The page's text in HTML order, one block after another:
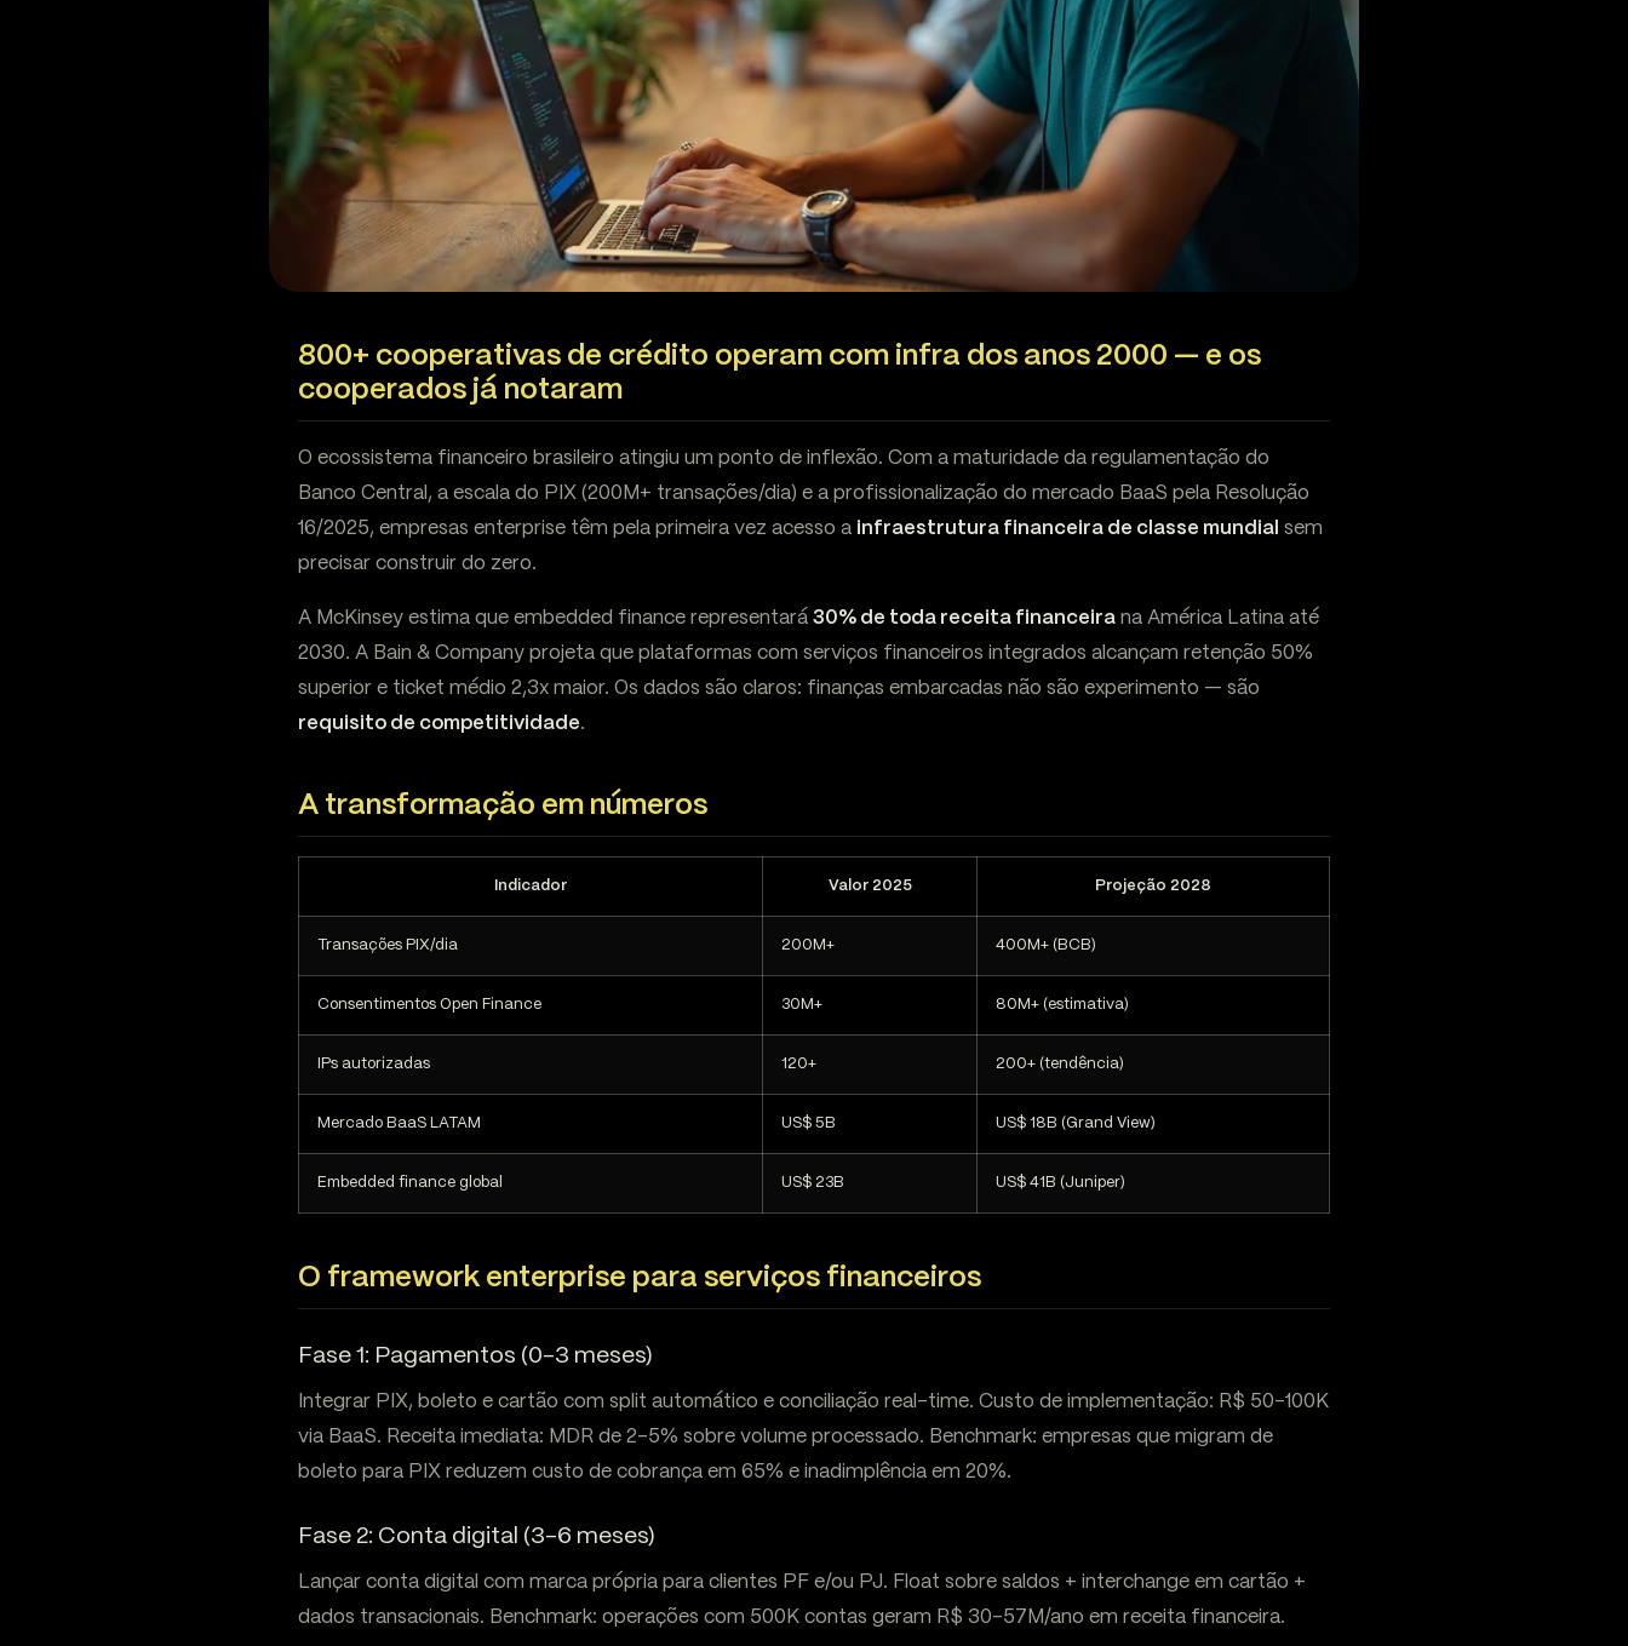
800+ cooperativas de crédito operam com infra dos anos 2000 — e os
cooperados já notaram
O ecossistema financeiro brasileiro atingiu um ponto de inflexão. Com a maturidade da regulamentação do
Banco Central, a escala do PIX (200M+ transações/dia) e a profissionalização do mercado BaaS pela Resolução
16/2025, empresas enterprise têm pela primeira vez acesso a infraestrutura financeira de classe mundial sem
precisar construir do zero.
A McKinsey estima que embedded finance representará 30% de toda receita financeira na América Latina até
2030. A Bain & Company projeta que plataformas com serviços financeiros integrados alcançam retenção 50%
superior e ticket médio 2,3x maior. Os dados são claros: finanças embarcadas não são experimento — são
requisito de competitividade.
A transformação em números
Indicador Valor 2025 Projeção 2028
Transações PIX/dia 200M+ 400M+ (BCB)
Consentimentos Open Finance 30M+ 80M+ (estimativa)
IPs autorizadas 120+ 200+ (tendência)
Mercado BaaS LATAM US$ 5B US$ 18B (Grand View)
Embedded finance global US$ 23B US$ 41B (Juniper)
O framework enterprise para serviços financeiros
Fase 1: Pagamentos (0-3 meses)
Integrar PIX, boleto e cartão com split automático e conciliação real-time. Custo de implementação: R$ 50-100K
via BaaS. Receita imediata: MDR de 2-5% sobre volume processado. Benchmark: empresas que migram de
boleto para PIX reduzem custo de cobrança em 65% e inadimplência em 20%.
Fase 2: Conta digital (3-6 meses)
Lançar conta digital com marca própria para clientes PF e/ou PJ. Float sobre saldos + interchange em cartão +
dados transacionais. Benchmark: operações com 500K contas geram R$ 30-57M/ano em receita financeira.